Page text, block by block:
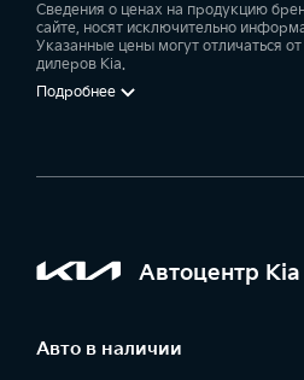
Сведения о ценах на продукцию
сайте, носят исключительно
Указанные цены могут отличаться
дилеров Kia.
Подробнее
Автоцентр
Авто в наличии